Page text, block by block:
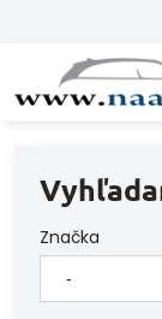
Značka